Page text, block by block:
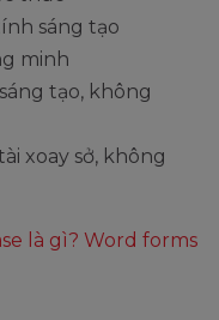
quite
intelligibly.
(Người nước
chuyện với
sáng tạo
minh
tạo, không
xoay sở, không
là gì? Word forms